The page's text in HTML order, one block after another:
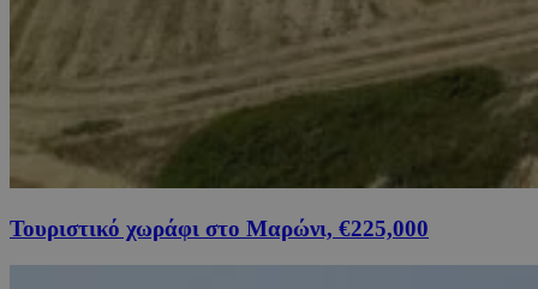
Τουριστικό χωράφι στο Μαρώνι, €225,000